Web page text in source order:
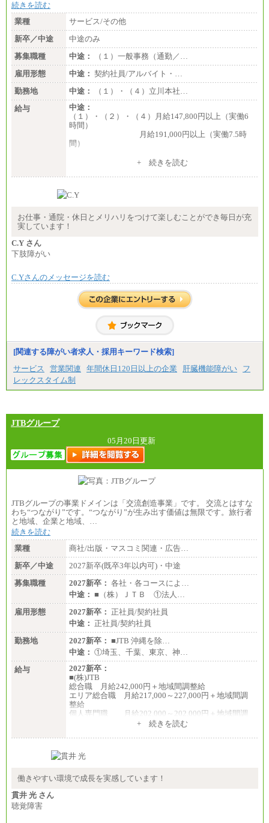
続きを読む
業種
サービス/その他
新卒／中途
中途のみ
募集職種
中途：
（１）一般事務（通勤／…
雇用形態
中途： 契約社員/アルバイト・…
勤務地
中途：
（１）・（４）立川本社…
給与
中途：
（１）・（２）・（４）月給147,800円以上（実働6
時間）
月給191,000円以上（実働7.5時
間）
（３）月給191,000円以上（実働7.5時間）
（５）月給147,800円以上（実働6時間）
時給 1,226円（実働4.5時間）
間額換算額）
・退職金相当手当 37円
+ 続きを読む
お仕事・通院・休日とメリハリをつけて楽しむことができ毎日が充
実しています！
C.Y さん
下肢障がい
C.Yさんのメッセージを読む
[関連する障がい者求人・採用キーワード検索]
サービス
営業関連 年間休日120日以上の企業 肝臓機能障がい
フ
レックスタイム制
JTBグループ
05月20日更新
JTBグループの事業ドメインは「交流創造事業」です。 交流とはすな
わち“つながり”です。“つながり”が生み出す価値は無限です。旅行者
と地域、企業と地域、…
続きを読む
業種
商社/出版・マスコミ関連・広告…
新卒／中途
2027新卒(既卒3年以内可)・中途
募集職種
2027新卒： 各社・各コースによ…
中途： ■（株）ＪＴＢ ①法人…
雇用形態
2027新卒： 正社員/契約社員
中途： 正社員/契約社員
勤務地
2027新卒： ■JTB 沖縄を除…
中途： ①埼玉、千葉、東京、神…
給与
2027新卒：
■(株)JTB
総合職 月給242,000円＋地域間調整給
エリア総合職 月給217,000～227,000円＋地域間調
整給
個人専門職 月給202,000～202,000円＋地域間調
総合職 月給208,000～235,000円
※詳細はJTBキャリアサイトよりご確認ください。
+ 続きを読む
働きやすい環境で成長を実感しています！
貫井 光 さん
聴覚障害